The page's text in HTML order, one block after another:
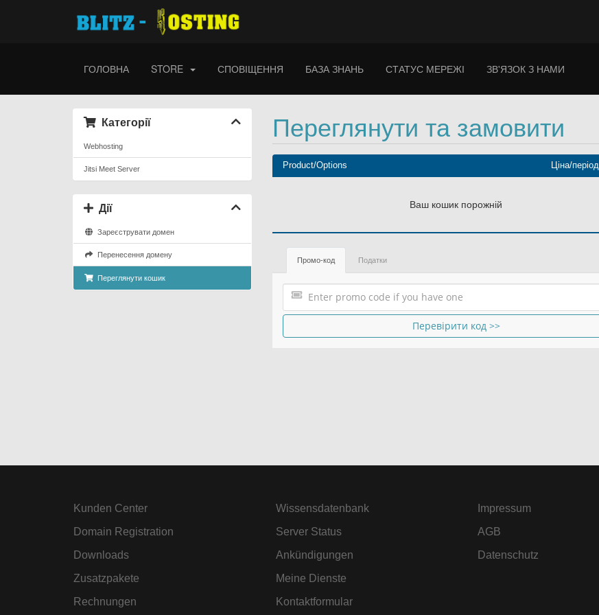
ГОЛОВНА STORE СПОВІЩЕННЯ БАЗА ЗНАНЬ СТАТУС МЕРЕЖІ ЗВ'ЯЗОК З НАМИ
Категорії
Webhosting
Jitsi Meet Server
Дії
Зареєструвати домен
Перенесення домену
Переглянути кошик
Переглянути та замовити
Product/Options Ціна/період
Ваш кошик порожній
Промо-код Податки
Перевірити код >>
Kunden Center
Domain Registration
Downloads
Zusatzpakete
Rechnungen
Wissensdatenbank
Server Status
Ankündigungen
Meine Dienste
Kontaktformular
Impressum
AGB
Datenschutz